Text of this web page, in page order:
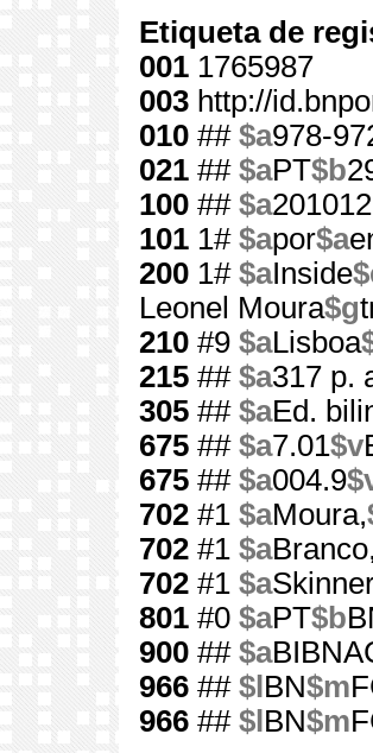
Etiqueta de
001 1765987
003 http://
010 ## $a978-
021 ## $aPT$b
100 ## $a
101 1# $apor$a
200 1# $aInside
Leonel Moura$g
210 #9 $aLisboa
215 ## $a317 p.
305 ## $aEd.
675 ## $a7.01$v
675 ## $a004.9
702 #1 $aMoura,
702 #1 $aBranco,
702 #1 $a
801 #0 $aPT$b
900 ## $a
966 ## $l BN$m
966 ## $l BN$m